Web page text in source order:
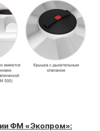
ФМ «Экопром»: